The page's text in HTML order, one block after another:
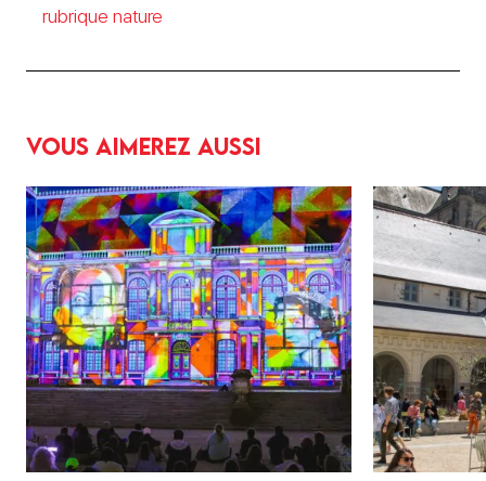
rubrique nature
Vous aimerez aussi